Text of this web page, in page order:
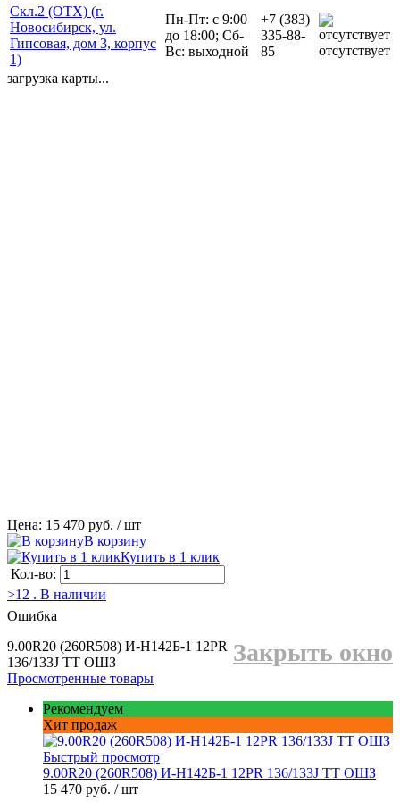
Скл.2 (ОТХ) (г.
Новосибирск, ул.
Гипсовая, дом 3, корпус
1)
Пн-Пт: с 9:00
до 18:00; Сб-
Вс: выходной
+7 (383)
335-88-
85
отсутствует
загрузка карты...
Цена: 15 470 руб. / шт
В корзину
Купить в 1 клик
Кол-во:
>12 . В наличии
Ошибка
Закрыть окно
9.00R20 (260R508) И-Н142Б-1 12PR
136/133J TT ОШЗ
Просмотренные товары
Рекомендуем
Хит продаж
Быстрый просмотр
9.00R20 (260R508) И-Н142Б-1 12PR 136/133J TT ОШЗ
15 470 руб. / шт